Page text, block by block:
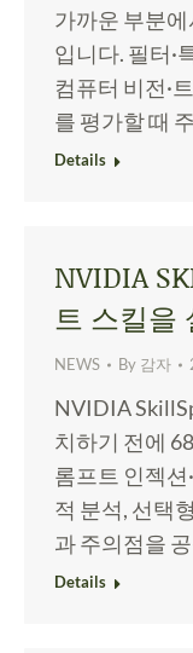
가까운 부분
입니다. 필터·
컴퓨터 비전·
를 평가할 때
Details
NVIDIA
트 스킬을
NEWS By 감자
NVIDIA
치하기 전에
롬프트 인젝션
적 분석, 선택
과 주의점을
Details